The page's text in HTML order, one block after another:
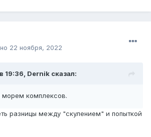
22 ноября, 2022
19:36, Dernik сказал:
комплексов.
разницы между "скулением" и попыткой